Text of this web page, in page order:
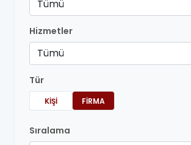
Tümü
Hizmetler
Tümü
Tür
KIŞI FIRMA
Sıralama